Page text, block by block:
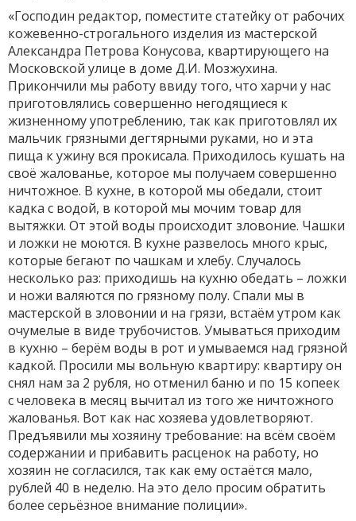
«Господин редактор, поместите статейку от рабочих
кожевенно-строгального изделия из мастерской
Александра Петрова Конусова, квартирующего на
Московской улице в доме Д.И. Мозжухина.
Прикончили мы работу ввиду того, что харчи у нас
приготовлялись совершенно негодящиеся к
жизненному употреблению, так как приготовлял их
мальчик грязными дегтярными руками, но и эта
пища к ужину вся прокисала. Приходилось кушать на
своё жалованье, которое мы получаем совершенно
ничтожное. В кухне, в которой мы обедали, стоит
кадка с водой, в которой мы мочим товар для
вытяжки. От этой воды происходит зловоние. Чашки
и ложки не моются. В кухне развелось много крыс,
которые бегают по чашкам и хлебу. Случалось
несколько раз: приходишь на кухню обедать – ложки
и ножи валяются по грязному полу. Спали мы в
мастерской в зловонии и на грязи, встаём утром как
очумелые в виде трубочистов. Умываться приходим
в кухню – берём воды в рот и умываемся над грязной
кадкой. Просили мы вольную квартиру: квартиру он
снял нам за 2 рубля, но отменил баню и по 15 копеек
с человека в месяц вычитал из того же ничтожного
жалованья. Вот как нас хозяева удовлетворяют.
Предъявили мы хозяину требование: на всём своём
содержании и прибавить расценок на работу, но
хозяин не согласился, так как ему остаётся мало,
рублей 40 в неделю. На это дело просим обратить
более серьёзное внимание полиции».